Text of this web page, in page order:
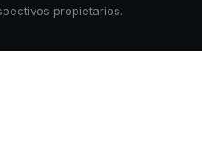
propietarios.